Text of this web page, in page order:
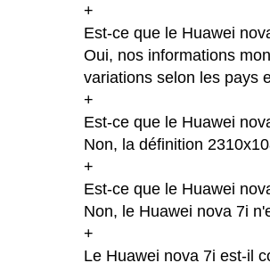
+
Est-ce que le Huawei
Oui, nos informations
variations selon les pays
+
Est-ce que le Huawei
Non, la définition
+
Est-ce que le Huawei
Non, le Huawei nova 7i
+
Le Huawei nova 7i est-il